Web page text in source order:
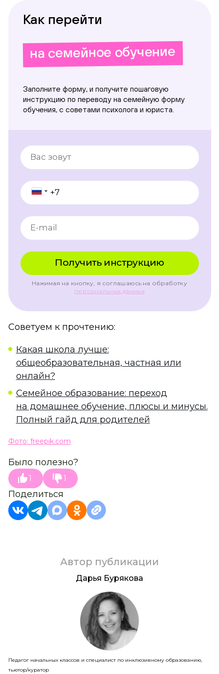
Как перейти
на семейное обучение
Заполните форму, и получите пошаговую
инструкцию по переводу на семейную форму
обучения, с советами психолога и юриста.
Нажимая на кнопку, я соглашаюсь на обработку
персональных данных
Советуем к прочтению:
Какая школа лучше:
общеобразовательная, частная или
онлайн?
Семейное образование: переход
на домашнее обучение, плюсы и минусы.
Полный гайд для родителей
Фото: freepik.com
Было полезно?
1 1
Поделиться
Автор публикации
Дарья Бурякова
Педагог начальных классов и специалист по инклюзивному образованию,
тьютор/куратор